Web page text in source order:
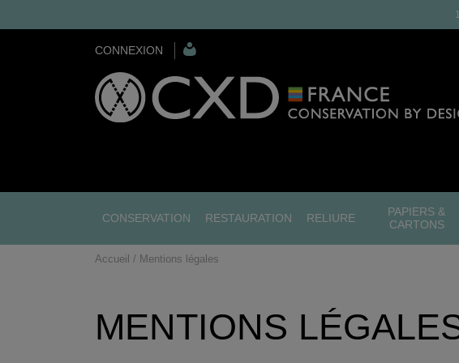
CONNEXION
CONSERVATION RESTAURATION RELIURE
PAPIERS &
CARTONS
Accueil Mentions légales
MENTIONS